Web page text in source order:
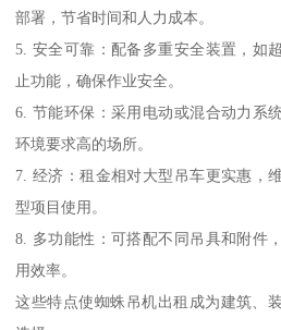
部署，节省时间和人力成本。
5. 安全可靠：配备多重安全装置，如
止功能，确保作业安全。
6. 节能环保：采用电动或混合动力系
环境要求高的场所。
7. 经济：租金相对大型吊车更实惠，
型项目使用。
8. 多功能性：可搭配不同吊具和附件
用效率。
这些特点使蜘蛛吊机出租成为建筑、